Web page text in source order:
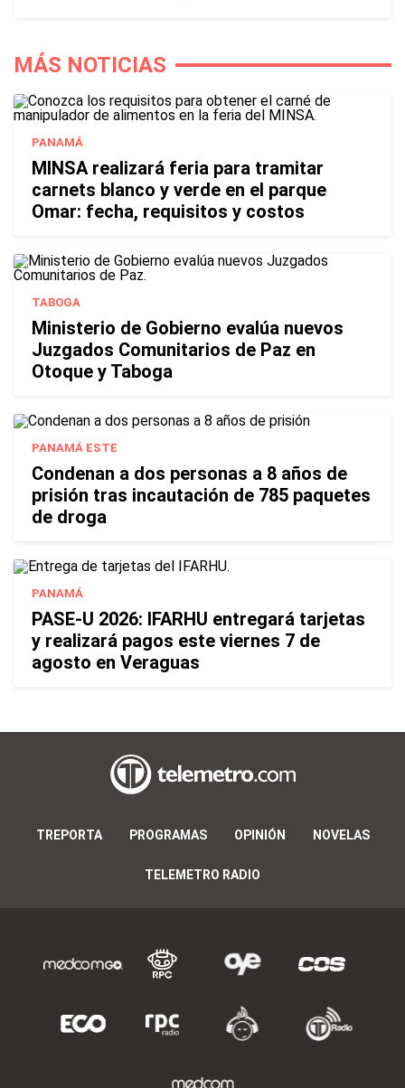
MÁS NOTICIAS
PANAMÁ
MINSA realizará feria para tramitar
carnets blanco y verde en el parque
Omar: fecha, requisitos y costos
TABOGA
Ministerio de Gobierno evalúa nuevos
Juzgados Comunitarios de Paz en
Otoque y Taboga
PANAMÁ ESTE
Condenan a dos personas a 8 años de
prisión tras incautación de 785 paquetes
de droga
PANAMÁ
PASE-U 2026: IFARHU entregará tarjetas
y realizará pagos este viernes 7 de
agosto en Veraguas
TREPORTA PROGRAMAS OPINIÓN NOVELAS
TELEMETRO RADIO